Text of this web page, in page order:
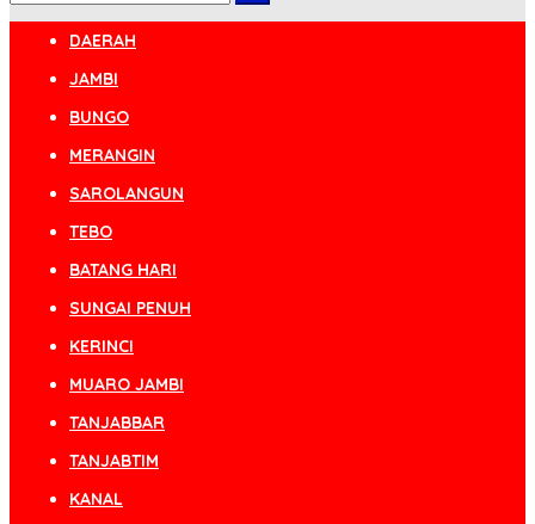
DAERAH
JAMBI
BUNGO
MERANGIN
SAROLANGUN
TEBO
BATANG HARI
SUNGAI PENUH
KERINCI
MUARO JAMBI
TANJABBAR
TANJABTIM
KANAL